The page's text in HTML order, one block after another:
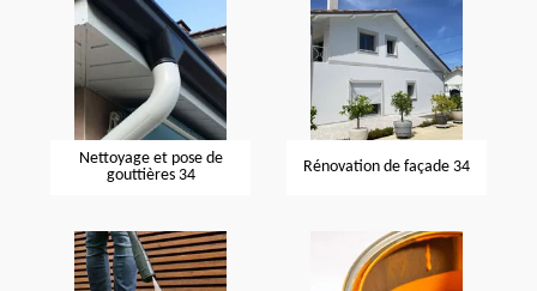
Nettoyage et pose de
gouttières 34
Rénovation de façade 34